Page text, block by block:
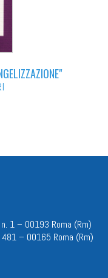
1 – 00193 Roma (Rm)
– 00165 Roma (Rm)